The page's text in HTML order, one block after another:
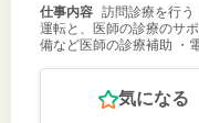
仕事内容 訪問診療を行う
運転と、医師の診療のサ
備など医師の診療補助 ・
気になる